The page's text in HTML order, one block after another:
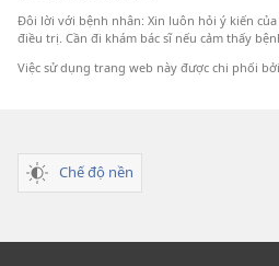
Đôi lời với bệnh nhân: Xin luôn hỏi ý kiến của
điều trị. Cần đi khám bác sĩ nếu cảm thấy
Việc sử dụng trang web này được chi phối
Chế độ nền